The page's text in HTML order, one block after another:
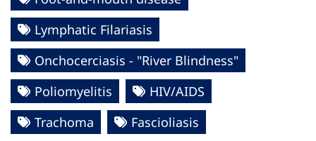
Lymphatic Filariasis
Onchocerciasis - "River Blindness"
Poliomyelitis
HIV/AIDS
Trachoma
Fascioliasis